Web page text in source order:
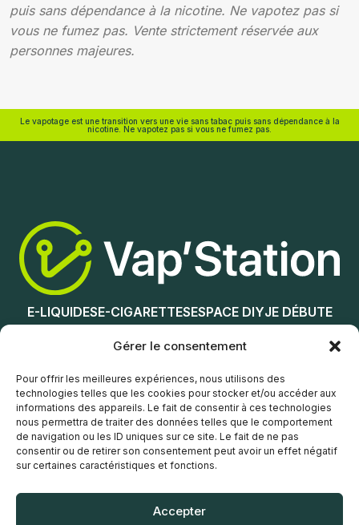
Gérer le consentement
Pour offrir les meilleures expériences, nous utilisons des
technologies telles que les cookies pour stocker et/ou accéder aux
informations des appareils. Le fait de consentir à ces technologies
nous permettra de traiter des données telles que le comportement
de navigation ou les ID uniques sur ce site. Le fait de ne pas
consentir ou de retirer son consentement peut avoir un effet négatif
sur certaines caractéristiques et fonctions.
Accepter
puis sans dépendance à la nicotine. Ne vapotez pas si
vous ne fumez pas. Vente strictement réservée aux
personnes majeures.
Le vapotage est une transition vers une vie sans tabac puis sans dépendance à la
nicotine. Ne vapotez pas si vous ne fumez pas.
E-LIQUIDESE-CIGARETTESESPACE DIYJE DÉBUTE
NOS MAGASINS
Service client
POLITIQUE DE CONFIDENTIALITÉ